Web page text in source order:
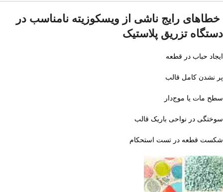
خطاهای رایج ناشی از ویسکوزیته نامناسب در
دستگاه تزریق پلاستیک
ایجاد حباب در قطعه
پر نشدن کامل قالب
سطح مات یا موج‌دار
سوختگی در نواحی باریک قالب
شکست قطعه در تست استحکام